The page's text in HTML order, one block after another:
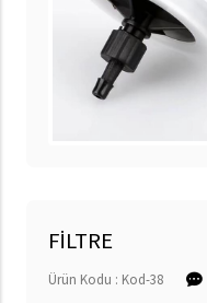
FİLTRE
Ürün Kodu : Kod-38